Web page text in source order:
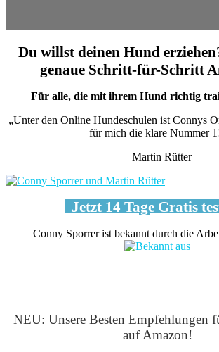
Du willst deinen Hund
genaue Schritt-für-Schritt
Für alle, die mit ihrem Hund richtig
„Unter den Online Hundeschulen ist Connys
für mich die klare Nummer
– Martin Rütter
Jetzt 14 Tage Gratis
Conny Sporrer ist bekannt durch die
NEU: Unsere Besten Empfehlungen
auf Amazon!